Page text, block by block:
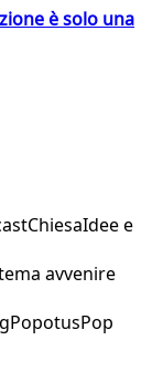
è solo una
ChiesaIdee e
avvenire
PopotusPop